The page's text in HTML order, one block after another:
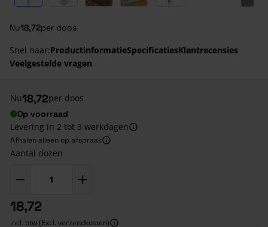
Nu18,72per doos
Snel naar:ProductinformatieSpecificatiesKlantrecensies
Veelgestelde vragen
Nu18,72per doos
Op voorraad
Levering in 2 tot 3 werkdagen
Afhalen alleen op afspraak
Aantal dozen
18,72
incl. btw (Excl. verzendkosten)